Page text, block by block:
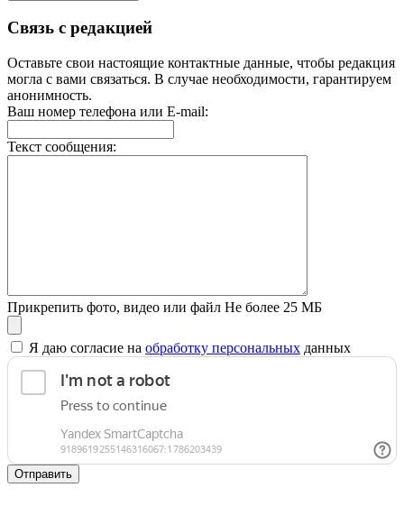
Связь с редакцией
Оставьте свои настоящие контактные данные, чтобы редакция
могла с вами связаться. В случае необходимости, гарантируем
анонимность.
Ваш номер телефона или E-mail:
Текст сообщения:
Прикрепить фото, видео или файл Не более 25 МБ
Я даю согласие на обработку персональных данных
Отправить